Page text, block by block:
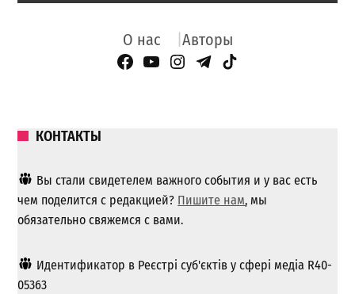
О нас Авторы
Facebook Page
YouTube
Instagram
Telegram
TikTok
КОНТАКТЫ
Вы стали свидетелем важного события и у вас есть
чем поделится с редакцией? Пишите нам, мы
обязательно свяжемся с вами.
Идентификатор в Реєстрі суб'єктів у сфері медіа R40-
05363